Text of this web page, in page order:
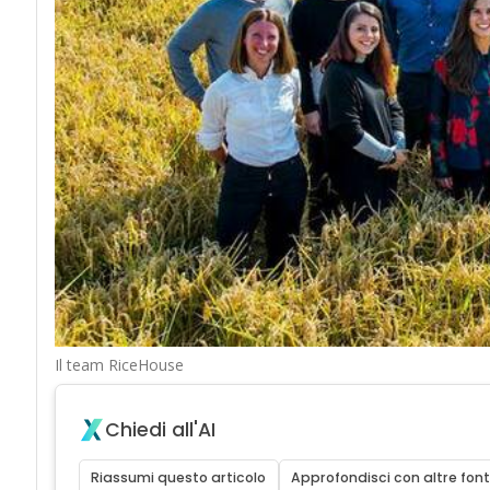
Il team RiceHouse
Chiedi all'AI
Riassumi questo articolo Approfondisci con altre